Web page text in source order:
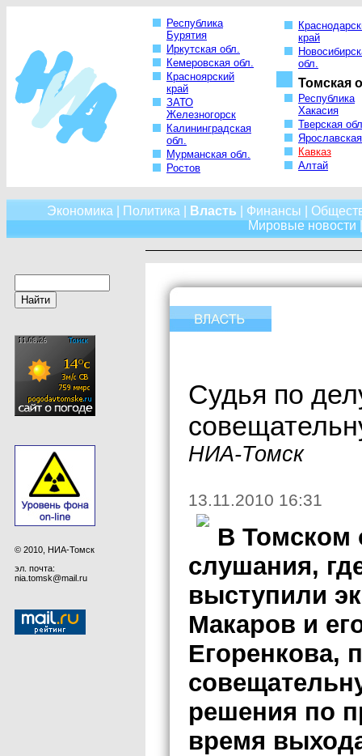
Республика
Бурятия
Иркутская обл.
Кемеровская обл.
Красноярский
край
ЗАТО
Железногорск
Калининградская
обл.
Мурманская обл.
Ростов
край
обл.
Томская
Республика
Хакасия
Тверская
Кавказ
Алтай
Экономика Политика Власть Финансы
Мировые новости
© 2010, НИА-Томск
эл. почта:
nia.tomsk@mail.ru
Судья по
НИА-Томск
13.11.2010 16:31
В Томском
слушания,
выступили
Макаров и
Егоренкова,
решения по
время